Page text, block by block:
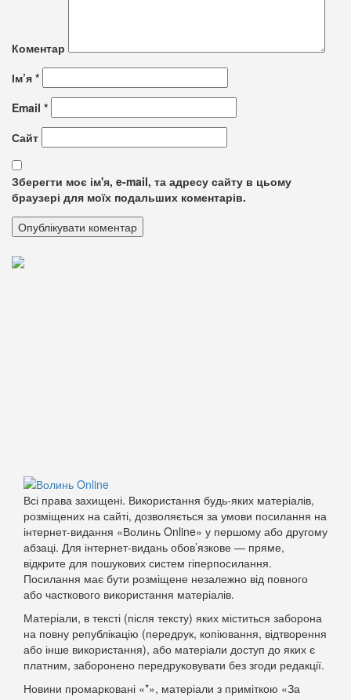
Коментар
Ім’я *
Email *
Сайт
Зберегти моє ім'я, e-mail, та адресу сайту в цьому
браузері для моїх подальших коментарів.
Всі права захищені. Використання будь-яких матеріалів,
розміщених на сайті, дозволяється за умови посилання на
інтернет-видання «Волинь Online» у першому або другому
абзаці. Для інтернет-видань обов’язкове — пряме,
відкрите для пошукових систем гіперпосилання.
Посилання має бути розміщене незалежно від повного
або часткового використання матеріалів.
Матеріали, в тексті (після тексту) яких міститься заборона
на повну републікацію (передрук, копіювання, відтворення
або інше використання), або матеріали доступ до яких є
платним, заборонено передруковувати без згоди редакції.
Новини промарковані «*», матеріали з приміткою «За